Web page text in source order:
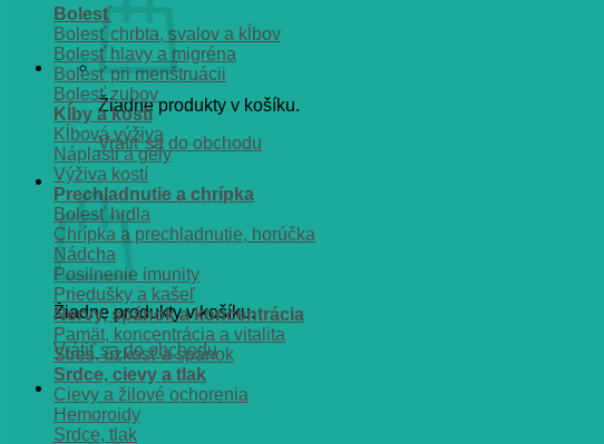
Žiadne produkty v košíku.
Vrátiť sa do obchodu
Košík
Žiadne produkty v košíku.
Vrátiť sa do obchodu
Bolesť
Bolesť chrbta, svalov a kĺbov
Bolesť hlavy a migréna
Bolesť pri menštruácii
Bolesť zubov
Kĺby a kosti
Kĺbová výživa
Náplasti a gély
Výživa kostí
Prechladnutie a chrípka
Bolesť hrdla
Chrípka a prechladnutie, horúčka
Nádcha
Posilnenie imunity
Priedušky a kašeľ
Nervy, spánok a koncentrácia
Pamät, koncentrácia a vitalita
Stres, úzkosť a spánok
Srdce, cievy a tlak
Cievy a žilové ochorenia
Hemoroidy
Srdce, tlak